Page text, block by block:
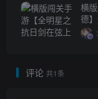
横
德
评论 共1条